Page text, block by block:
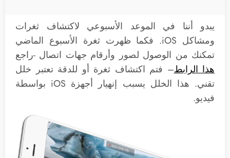
يبدو أننا في الموعد الأسبوعي لاكتشاف ثغرات
ومشاكل iOS. فكما ظهرت ثغرة الأسبوع الماضي
تمكنك من الوصول لصور وأرقام جهات اتصال -راجع
هذا الرابط– فتم اكتشاف ثغرة أو للدقة تعتبر خلل
تقني. هذا الخلل يسبب إنهيار أجهزة iOS بواسطة
فيديو.